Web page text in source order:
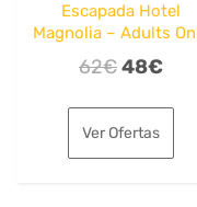
Escapada Hotel
Magnolia – Adults
62€El
original
era:
48€El
es:
Ver Ofertas